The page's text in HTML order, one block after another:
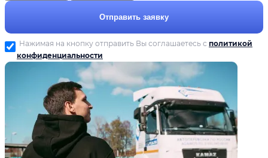
Отправить заявку
Нажимая на кнопку отправить Вы соглашаетесь с политикой
конфиденциальности